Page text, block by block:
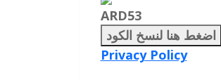
ARD53
اضغط هنا لنسخ الكود
Privacy Policy